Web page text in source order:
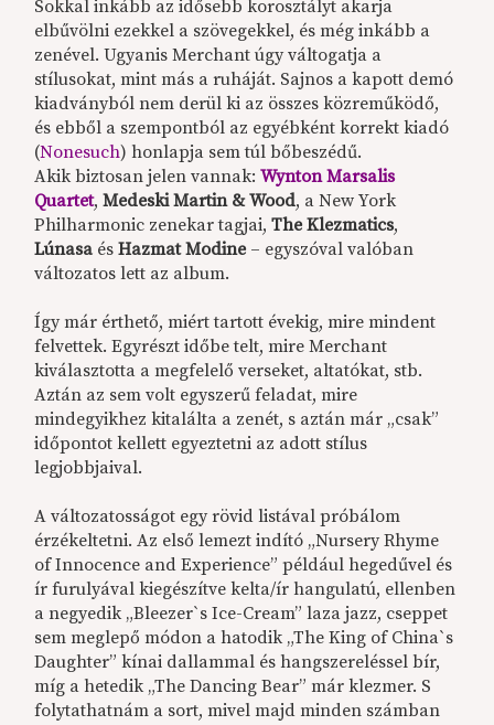
Sokkal inkább az idősebb korosztályt akarja
elbűvölni ezekkel a szövegekkel, és még inkább a
zenével. Ugyanis Merchant úgy váltogatja a
stílusokat, mint más a ruháját. Sajnos a kapott demó
kiadványból nem derül ki az összes közreműködő,
és ebből a szempontból az egyébként korrekt kiadó
(Nonesuch) honlapja sem túl bőbeszédű.
Akik biztosan jelen vannak:Wynton Marsalis
Quartet,Medeski Martin & Wood, a New York
Philharmonic zenekar tagjai,The Klezmatics,
Lúnasa ésHazmat Modine– egyszóval valóban
változatos lett az album.
Így már érthető, miért tartott évekig, mire mindent
felvettek. Egyrészt időbe telt, mire Merchant
kiválasztotta a megfelelő verseket, altatókat, stb.
Aztán az sem volt egyszerű feladat, mire
mindegyikhez kitalálta a zenét, s aztán már „csak”
időpontot kellett egyeztetni az adott stílus
legjobbjaival.
A változatosságot egy rövid listával próbálom
érzékeltetni. Az első lemezt indító „Nursery Rhyme
of Innocence and Experience” például hegedűvel és
ír furulyával kiegészítve kelta/ír hangulatú, ellenben
a negyedik „Bleezer`s Ice-Cream” laza jazz, cseppet
sem meglepő módon a hatodik „The King of China`s
Daughter” kínai dallammal és hangszereléssel bír,
míg a hetedik „The Dancing Bear” már klezmer. S
folytathatnám a sort, mivel majd minden számban